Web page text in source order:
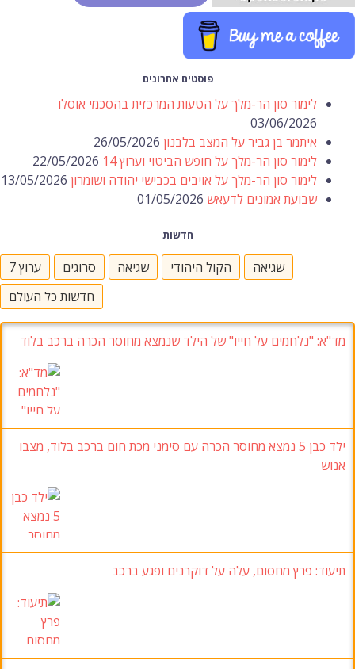
פוסטים אחרונים
לימור סון הר-מלך על הטעות המרכזית בהסכמי אוסלו
03/06/2026
איתמר בן גביר על המצב בלבנון 26/05/2026
לימור סון הר-מלך על חופש הביטוי וערוץ 14
22/05/2026
לימור סון הר-מלך על אויבים בכבישי יהודה ושומרון 13/05/2026
שבועת אמונים לדעאש 01/05/2026
חדשות
ערוץ 7 סרוגים שגיאה הקול היהודי
שגיאה
חדשות כל העולם
מד"א: "נלחמים על חייו"של הילד שנמצא מחוסר הכרה ברכב בלוד
ילד כבן 5 נמצא מחוסר הכרה עם סימני מכת חום ברכב בלוד, מצבו
אנוש
תיעוד: פרץ מחסום, עלה על דוקרנים ופגע ברכב